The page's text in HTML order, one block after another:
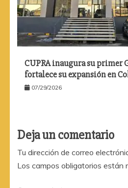
CUPRA inaugura su primer
fortalece su expansión en
07/29/2026
Deja un comentario
Tu dirección de correo
Los campos obligatorios están